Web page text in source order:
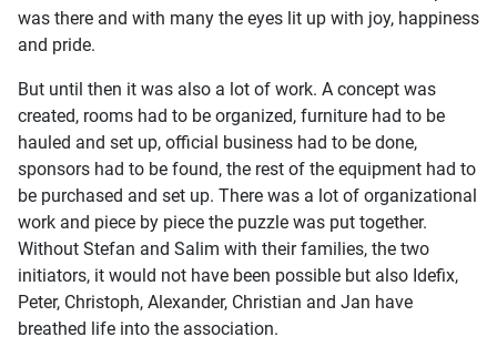
was there and with many the eyes lit up with joy, happiness
and pride.
But until then it was also a lot of work. A concept was
created, rooms had to be organized, furniture had to be
hauled and set up, official business had to be done,
sponsors had to be found, the rest of the equipment had to
be purchased and set up. There was a lot of organizational
work and piece by piece the puzzle was put together.
Without Stefan and Salim with their families, the two
initiators, it would not have been possible but also Idefix,
Peter, Christoph, Alexander, Christian and Jan have
breathed life into the association.